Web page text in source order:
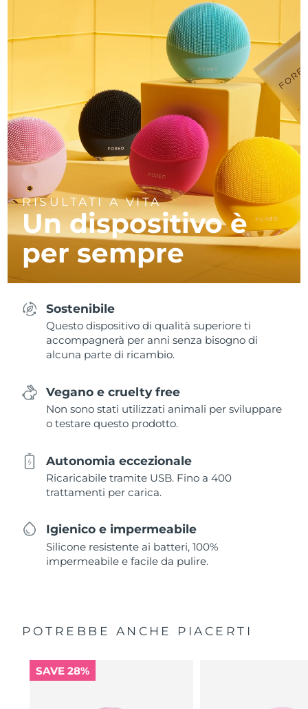
RISULTATI A VITA
Un dispositivo è
per sempre
Sostenibile
Questo dispositivo di qualità superiore ti
accompagnerà per anni senza bisogno di
alcuna parte di ricambio.
Vegano e cruelty free
Non sono stati utilizzati animali per sviluppare
o testare questo prodotto.
Autonomia eccezionale
Ricaricabile tramite USB. Fino a 400
trattamenti per carica.
Igienico e impermeabile
Silicone resistente ai batteri, 100%
impermeabile e facile da pulire.
POTREBBE ANCHE PIACERTI
SAVE 28%